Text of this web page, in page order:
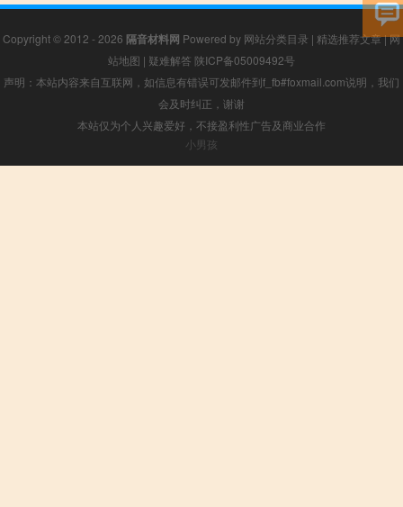
Copyright © 2012 - 2026 隔音材料网 Powered by 网站分类目录 | 精选推荐文章|网
站地图 | 疑难解答 陕ICP备05009492号
声明：本站内容来自互联网，如信息有错误可发邮件到f_fb#foxmail.com说明，我们
会及时纠正，谢谢
本站仅为个人兴趣爱好，不接盈利性广告及商业合作
小男孩